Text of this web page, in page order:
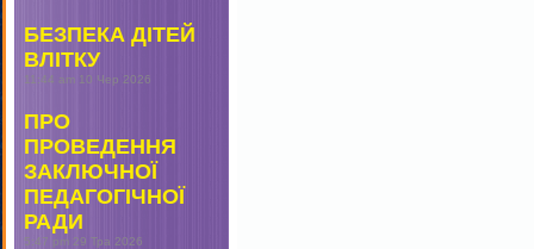
БЕЗПЕКА ДІТЕЙ
ВЛІТКУ
11:44 am 10 Чер 2026
ПРО
ПРОВЕДЕННЯ
ЗАКЛЮЧНОЇ
ПЕДАГОГІЧНОЇ
РАДИ
5:47 pm 29 Тра 2026